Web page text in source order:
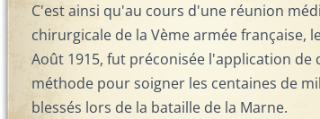
C'est ainsi qu'au cours d'une réunion
chirurgicale de la Vème armée française,
Août 1915, fut préconisée l'application de
méthode pour soigner les centaines de
blessés lors de la bataille de la Marne.